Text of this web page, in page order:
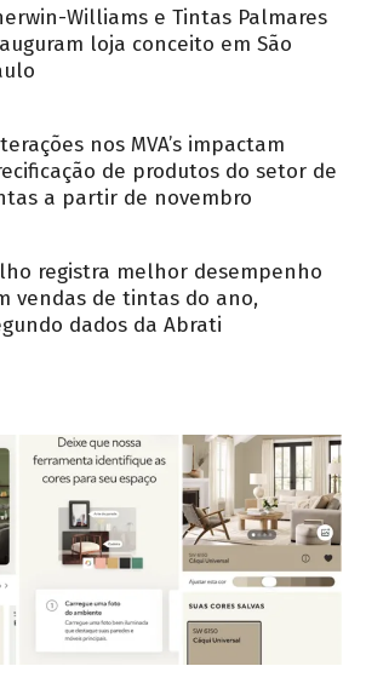
Williams e Tintas Palmares
loja conceito em São
nos MVA’s impactam
de produtos do setor de
a partir de novembro
registra melhor desempenho
vendas de tintas do ano,
dados da Abrati